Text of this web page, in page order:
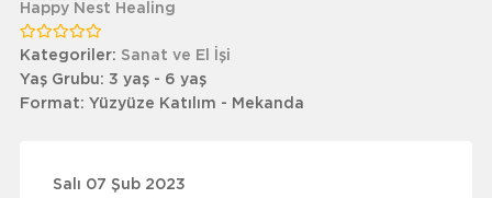
Happy Nest Healing
Kategoriler: Sanat ve El İşi
Yaş Grubu: 3 yaş - 6 yaş
Format: Yüzyüze Katılım - Mekanda
Salı 07 Şub 2023